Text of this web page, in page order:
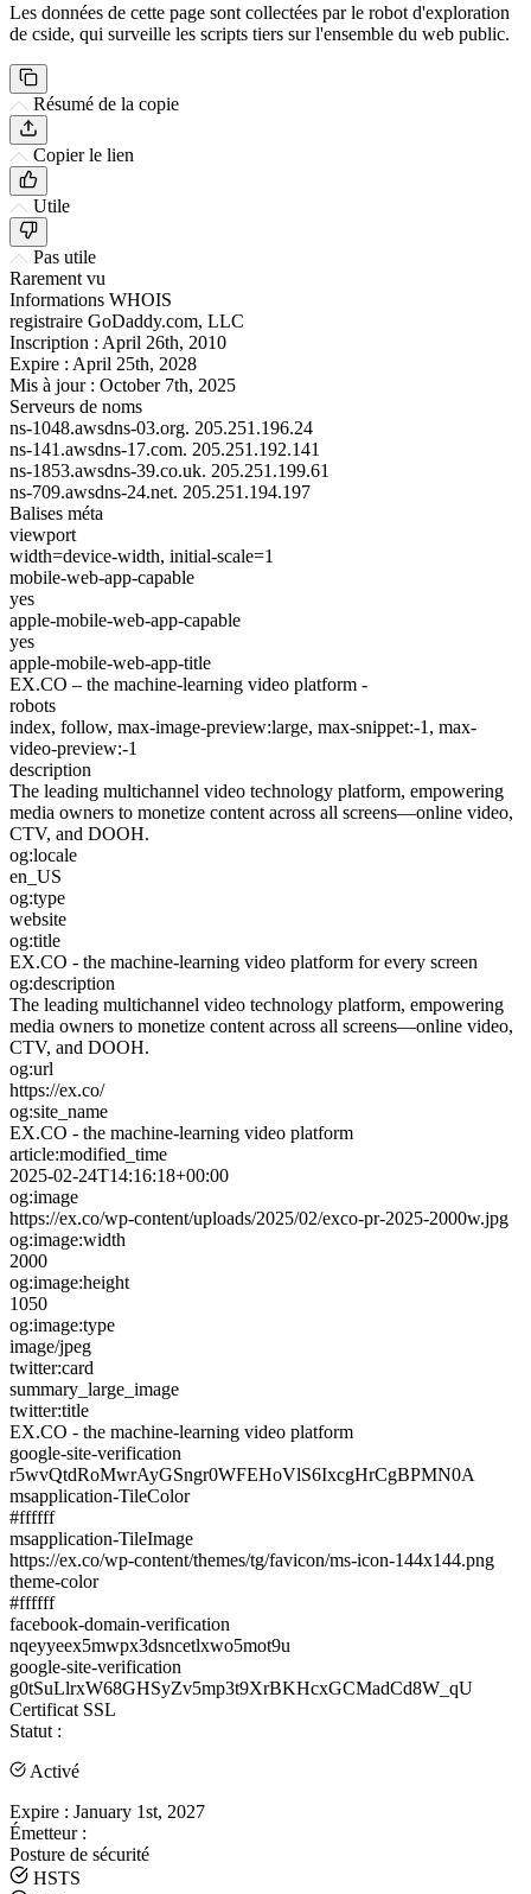
Les données de cette page sont collectées par le robot d'exploration
de cside, qui surveille les scripts tiers sur l'ensemble du web public.
Résumé de la copie
Copier le lien
Utile
Pas utile
Rarement vu
Informations WHOIS
registraire GoDaddy.com, LLC
Inscription : April 26th, 2010
Expire : April 25th, 2028
Mis à jour : October 7th, 2025
Serveurs de noms
ns-1048.awsdns-03.org. 205.251.196.24
ns-141.awsdns-17.com. 205.251.192.141
ns-1853.awsdns-39.co.uk. 205.251.199.61
ns-709.awsdns-24.net. 205.251.194.197
Balises méta
viewport
width=device-width, initial-scale=1
mobile-web-app-capable
yes
apple-mobile-web-app-capable
yes
apple-mobile-web-app-title
EX.CO – the machine-learning video platform -
robots
index, follow, max-image-preview:large, max-snippet:-1, max-
video-preview:-1
description
The leading multichannel video technology platform, empowering
media owners to monetize content across all screens—online video,
CTV, and DOOH.
og:locale
en_US
og:type
website
og:title
EX.CO - the machine-learning video platform for every screen
og:description
The leading multichannel video technology platform, empowering
media owners to monetize content across all screens—online video,
CTV, and DOOH.
og:url
https://ex.co/
og:site_name
EX.CO - the machine-learning video platform
article:modified_time
2025-02-24T14:16:18+00:00
og:image
https://ex.co/wp-content/uploads/2025/02/exco-pr-2025-2000w.jpg
og:image:width
2000
og:image:height
1050
og:image:type
image/jpeg
twitter:card
summary_large_image
twitter:title
EX.CO - the machine-learning video platform
google-site-verification
r5wvQtdRoMwrAyGSngr0WFEHoVlS6IxcgHrCgBPMN0A
msapplication-TileColor
#ffffff
msapplication-TileImage
https://ex.co/wp-content/themes/tg/favicon/ms-icon-144x144.png
theme-color
#ffffff
facebook-domain-verification
nqeyyeex5mwpx3dsncetlxwo5mot9u
google-site-verification
g0tSuLlrxW68GHSyZv5mp3t9XrBKHcxGCMadCd8W_qU
Certificat SSL
Statut :
Activé
Expire : January 1st, 2027
Émetteur :
Posture de sécurité
HSTS